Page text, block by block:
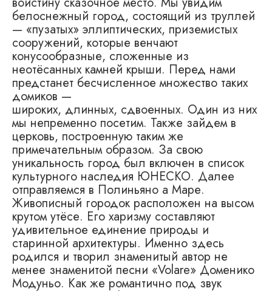
белоснежный город, состоящий из труллей
— «пузатых» эллиптических, приземистых
сооружений, которые венчают
конусообразные, сложенные из
неотёсанных камней крыши. Перед нами
предстанет бесчисленное множество таких
домиков —
широких, длинных, сдвоенных. Один из них
мы непременно посетим. Также зайдем в
церковь, построенную таким же
примечательным образом. За свою
уникальность город был включен в список
культурного наследия ЮНЕСКО. Далее
отправляемся в Полиньяно а Маре.
Живописный городок расположен на высом
крутом утёсе. Его харизму составляют
удивительное единение природы и
старинной архитектуры. Именно здесь
родился и творил знаменитый автор не
менее знаменитой песни «Volare» Доменико
Модуньо. Как же романтично под звук